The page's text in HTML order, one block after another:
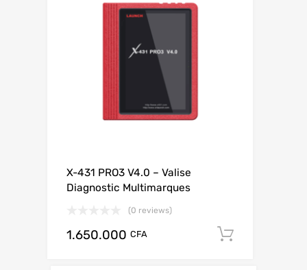
X-431 PRO3 V4.0 – Valise
Diagnostic Multimarques
(0 reviews)
1.650.000 CFA